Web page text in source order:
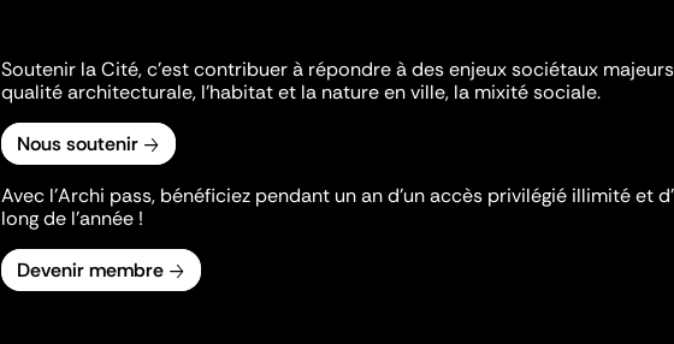
Soutenir la Cité, c'est contribuer à répondre à des enjeux sociétaux
qualité architecturale, l'habitat et la nature en ville, la mixité sociale.
Nous soutenir
Avec l’Archi pass, bénéficiez pendant un an d’un accès privilégié illimité et
long de l’année !
Devenir membre